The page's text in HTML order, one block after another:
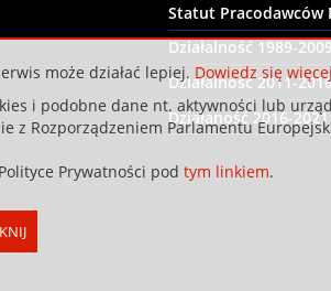
Statut Pracodawców
Działalność 1989-2009
Działalność 2011-2016
Działaność 2016-2021
może działać lepiej. Dowiedz się więcej
i podobne dane nt. aktywności lub
Rozporządzeniem Parlamentu
Prywatności pod tym linkiem.